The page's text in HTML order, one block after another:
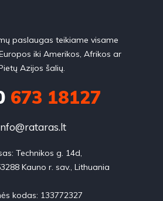
paslaugas teikiame visame
iki Amerikos, Afrikos ar
Azijos šalių.
673 18127
Technikos g. 14d,
Kauno r. sav., Lithuania
kodas: 133772327